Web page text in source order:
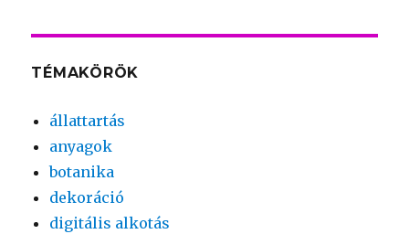
TÉMAKÖRÖK
állattartás
anyagok
botanika
dekoráció
digitális alkotás